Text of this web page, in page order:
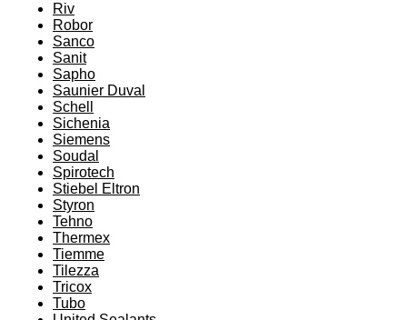
Riv
Robor
Sanco
Sanit
Sapho
Saunier Duval
Schell
Sichenia
Siemens
Soudal
Spirotech
Stiebel Eltron
Styron
Tehno
Thermex
Tiemme
Tilezza
Tricox
Tubo